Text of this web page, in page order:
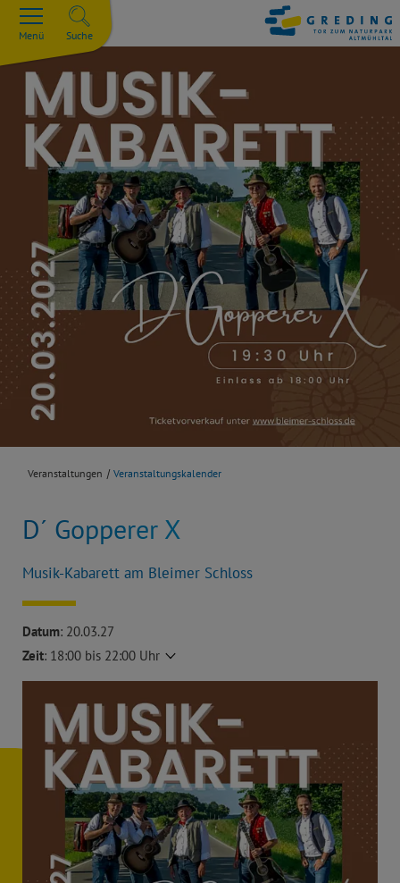
Menü Suche
Veranstaltungen Veranstaltungskalender
D´ Gopperer X
Musik-Kabarett am Bleimer Schloss
Datum: 20.03.27
Zeit: 18:00 bis 22:00 Uhr